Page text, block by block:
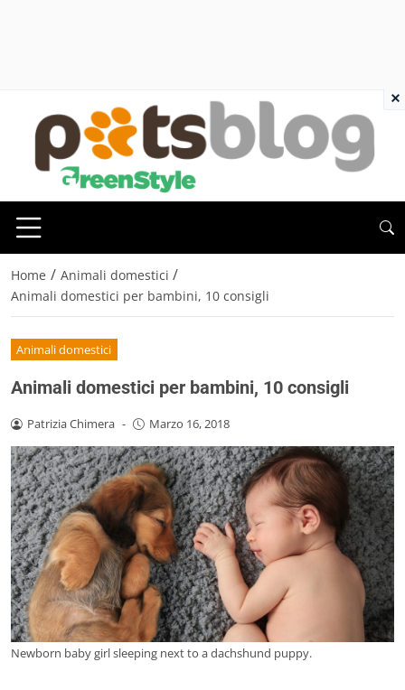
Home / Animali domestici /
Animali domestici per bambini, 10 consigli
Animali domestici
Animali domestici per bambini, 10 consigli
Patrizia Chimera - Marzo 16, 2018
Newborn baby girl sleeping next to a dachshund puppy.
×